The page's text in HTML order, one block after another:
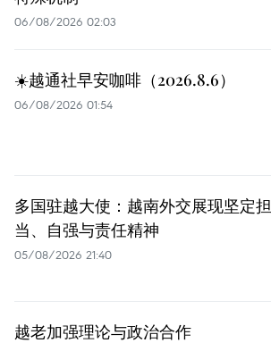
06/08/2026 02:03
☀️越通社早安咖啡（2026.8.6）
06/08/2026 01:54
多国驻越大使：越南外交展现坚定担
当、自强与责任精神
05/08/2026 21:40
越老加强理论与政治合作